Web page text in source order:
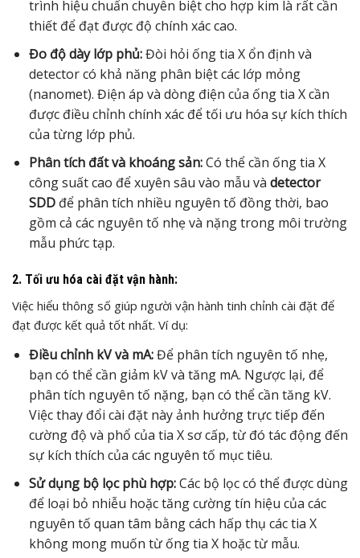
trình hiệu chuẩn chuyên biệt cho hợp kim là rất cần
thiết để đạt được độ chính xác cao.
Đo độ dày lớp phủ:Đòi hỏi ống tia X ổn định và
detector có khả năng phân biệt các lớp mỏng
(nanomet). Điện áp và dòng điện của ống tia X cần
được điều chỉnh chính xác để tối ưu hóa sự kích thích
của từng lớp phủ.
Phân tích đất và khoáng sản:Có thể cần ống tia X
công suất cao để xuyên sâu vào mẫu và detector
SDDđể phân tích nhiều nguyên tố đồng thời, bao
gồm cả các nguyên tố nhẹ và nặng trong môi trường
mẫu phức tạp.
2. Tối ưu hóa cài đặt vận hành:
Việc hiểu thông số giúp người vận hành tinh chỉnh cài đặt để
đạt được kết quả tốt nhất. Ví dụ:
Điều chỉnh kV và mA:Để phân tích nguyên tố nhẹ,
bạn có thể cần giảm kV và tăng mA. Ngược lại, để
phân tích nguyên tố nặng, bạn có thể cần tăng kV.
Việc thay đổi cài đặt này ảnh hưởng trực tiếp đến
cường độ và phổ của tia X sơ cấp, từ đó tác động đến
sự kích thích của các nguyên tố mục tiêu.
Sử dụng bộ lọc phù hợp:Các bộ lọc có thể được dùng
để loại bỏ nhiễu hoặc tăng cường tín hiệu của các
nguyên tố quan tâm bằng cách hấp thụ các tia X
không mong muốn từ ống tia X hoặc từ mẫu.